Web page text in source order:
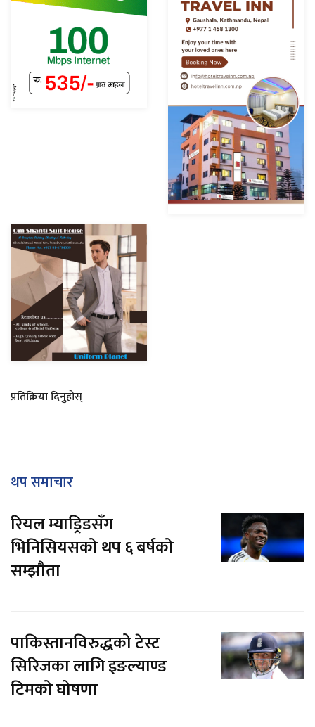
प्रतिक्रिया दिनुहोस्
थप समाचार
रियल म्याड्रिडसँग
भिनिसियसको थप ६ बर्षको
सम्झौता
पाकिस्तानविरुद्धको टेस्ट
सिरिजका लागि इङल्याण्ड
टिमको घोषणा